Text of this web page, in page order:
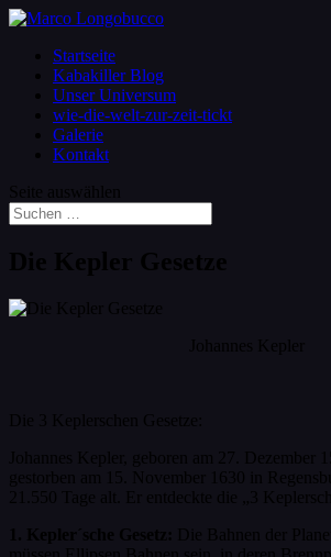
Startseite
Kabakiller Blog
Unser Universum
wie-die-welt-zur-zeit-tickt
Galerie
Kontakt